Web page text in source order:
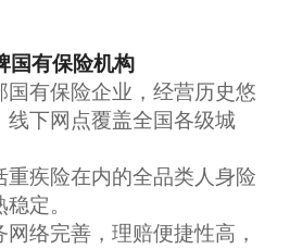
有保险机构
国有保险企业，经营历史悠
线下网点覆盖全国各级城
重疾险在内的全品类人身险
定。
网络完善，理赔便捷性高，